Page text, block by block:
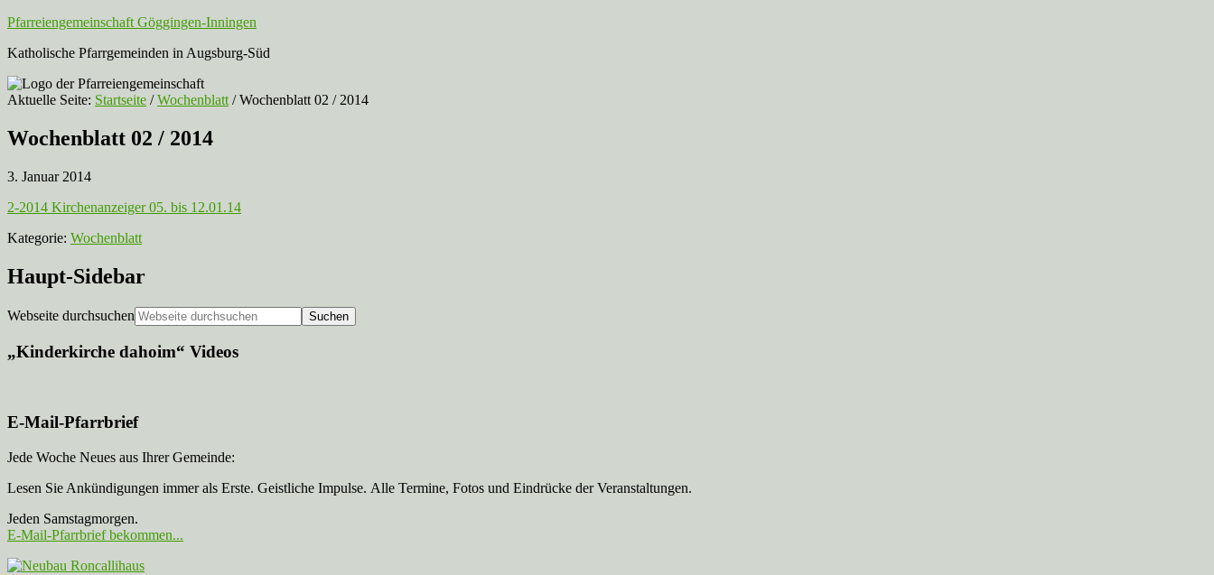
Pfarreiengemeinschaft Göggingen-Inningen
Katholische Pfarrgemeinden in Augsburg-Süd
Aktuelle Seite: Startseite / Wochenblatt /Wochenblatt 02 / 2014
Wochenblatt 02 / 2014
3. Januar 2014
2-2014 Kirchenanzeiger 05. bis 12.01.14
Kategorie: Wochenblatt
Haupt-Sidebar
Webseite durchsuchen
„Kinderkirche dahoim“ Videos
E-Mail-Pfarrbrief
Jede Woche Neues aus Ihrer Gemeinde:
Lesen Sie Ankündigungen immer als Erste. Geistliche Impulse. Alle Termine, Fotos und Eindrücke der Veranstaltungen.
Jeden Samstagmorgen.
E-Mail-Pfarrbrief bekommen...